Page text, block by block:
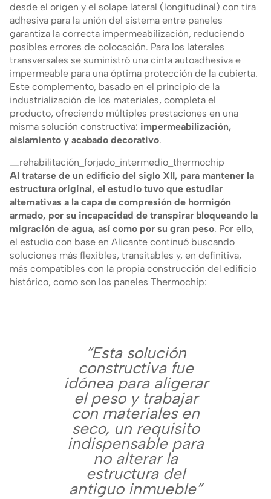
desde el origen y el solape lateral (longitudinal) con tira
adhesiva para la unión del sistema entre paneles
garantiza la correcta impermeabili­zación, reduciendo
posibles errores de colo­cación. Para los laterales
transversales se suministró una cinta autoadhesiva e
impermeable para una óptima protección de la cubierta.
Este complemento, basado en el principio de la
industrialización de los materiales, completa el
producto, ofreciendo múltiples prestaciones en una
misma solución constructiva: impermea­bilización,
aislamiento y acabado decorativo.
Al tratarse de un edificio del siglo XII, para mantener la
estructura original, el estudio tuvo que estudiar
alternativas a la capa de compresión de hormigón
armado, por su incapacidad de transpirar bloqueando la
migración de agua, así como por su gran peso. Por ello,
el estudio con base en Alicante continuó buscando
soluciones más flexibles, transitables y, en definitiva,
más compatibles con la propia construcción del edificio
histórico, como son los paneles Thermochip:
“Esta solución
constructiva fue
idónea para aligerar
el peso y trabajar
con materiales en
seco, un requisito
indispensable para
no alterar la
estructura del
antiguo inmueble”